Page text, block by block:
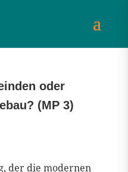
oder
(MP 3)
der die modernen